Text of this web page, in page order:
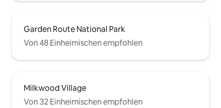
Garden Route National Park
Von 48 Einheimischen empfohlen
Milkwood Village
Von 32 Einheimischen empfohlen